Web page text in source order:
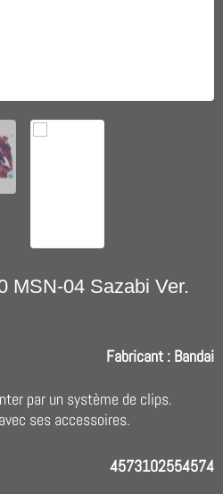
MSN-04 Sazabi Ver.
Fabricant : Bandai
par un système de clips.
ses accessoires.
4573102554574